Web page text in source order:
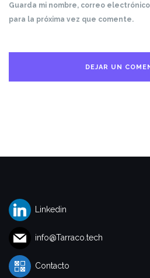
Guarda mi nombre, correo
para la próxima vez que comente.
Linkedin
info@Tarraco.tech
Contacto